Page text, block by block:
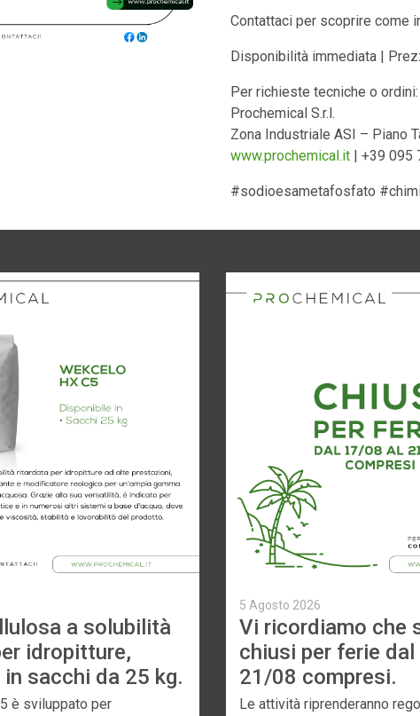
Contattaci per scoprire come
Disponibilità immediata |
Per richieste tecniche o ordini:
Prochemical S.r.l.
Zona Industriale ASI – Piano
www.prochemical.it | +39 095
#sodioesametafosfato
a solubilità
idropitture,
sacchi da 25 kg.
è sviluppato per
5 Agosto 2026
Vi ricordiamo che
chiusi per ferie dal
21/08 compresi.
Le attività riprenderanno